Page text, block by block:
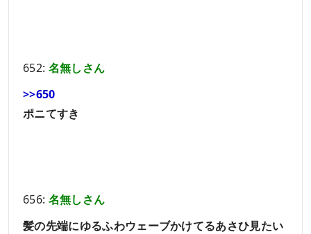
652: 名無しさん
>>650
ポニてすき
656: 名無しさん
髪の先端にゆるふわウェーブかけてるあさひ見たい